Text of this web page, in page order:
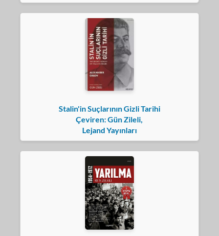
Stalin'in Suçlarının Gizli Tarihi
Çeviren: Gün Zileli,
Lejand Yayınları